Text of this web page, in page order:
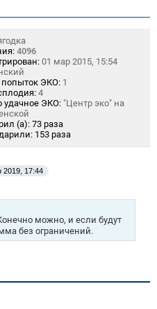
4096
01 мар 2015, 15:54
попыток ЭКО: 1
4
удачное ЭКО: "Центр эко" на
(а): 73 раза
153 раза
2019, 17:44
можно, и если будут
без ограничений.